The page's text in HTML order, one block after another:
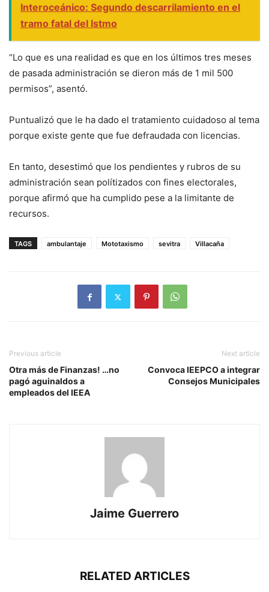
Interoceánico: Segundo descarrilamiento en el
tramo fatal del Istmo
“Lo que es una realidad es que en los últimos tres meses
de pasada administración se dieron más de 1 mil 500
permisos”, asentó.
Puntualizó que le ha dado el tratamiento cuidadoso al tema
porque existe gente que fue defraudada con licencias.
En tanto, desestimó que los pendientes y rubros de su
administración sean polítizados con fines electorales,
porque afirmó que ha cumplido pese a la limitante de
recursos.
TAGS ambulantaje Mototaxismo sevitra Villacaña
Previous article
Otra más de Finanzas! …no
pagó aguinaldos a
empleados del IEEA
Next article
Convoca IEEPCO a integrar
Consejos Municipales
Jaime Guerrero
RELATED ARTICLES